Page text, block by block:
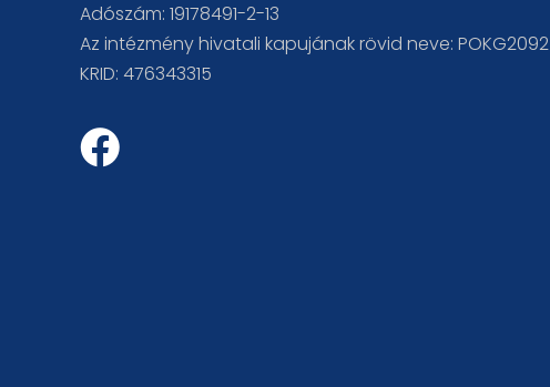
Adószám: 19178491-2-13
Az intézmény hivatali kapujának rövid neve: POKG2092
KRID: 476343315